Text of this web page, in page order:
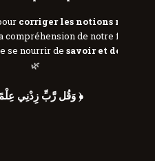
corriger les notions
de notre foi.
se nourrir desavoir et de
🌿
﴾ وَقُل رَّبِّ زِدْنِي عِلْمًا ﴿